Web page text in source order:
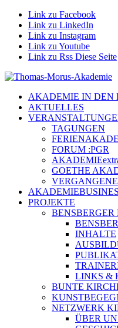
Link zu Facebook
Link zu LinkedIn
Link zu Instagram
Link zu Youtube
Link zu Rss Diese Seite
AKADEMIE IN DEN
AKTUELLES
TAGUNGEN
FORUM :PGR
GOETHE
PROJEKTE
INHALTE
LINKS &
BUNTE
NETZWERK
ÜBER